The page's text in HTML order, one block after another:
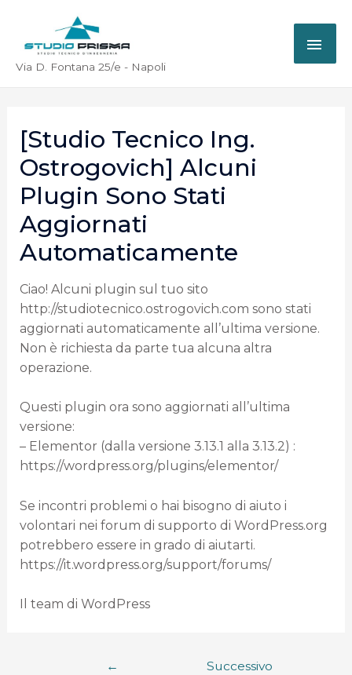
Via D. Fontana 25/e - Napoli
[Studio Tecnico Ing.
Ostrogovich] Alcuni
Plugin Sono Stati
Aggiornati
Automaticamente
Ciao! Alcuni plugin sul tuo sito
http://studiotecnico.ostrogovich.com sono stati
aggiornati automaticamente all’ultima versione.
Non è richiesta da parte tua alcuna altra
operazione.
Questi plugin ora sono aggiornati all’ultima
versione:
– Elementor (dalla versione 3.13.1 alla 3.13.2) :
https://wordpress.org/plugins/elementor/
Se incontri problemi o hai bisogno di aiuto i
volontari nei forum di supporto di WordPress.org
potrebbero essere in grado di aiutarti.
https://it.wordpress.org/support/forums/
Il team di WordPress
←
Successivo